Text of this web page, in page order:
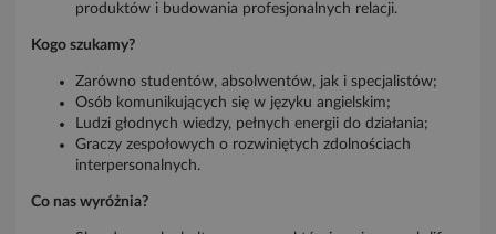
produktów i budowania profesjonalnych relacji.
Kogo szukamy?
Zarówno studentów, absolwentów, jak i specjalistów;
Osób komunikujących się w języku angielskim;
Ludzi głodnych wiedzy, pełnych energii do działania;
Graczy zespołowych o rozwiniętych zdolnościach
interpersonalnych.
Co nas wyróżnia?